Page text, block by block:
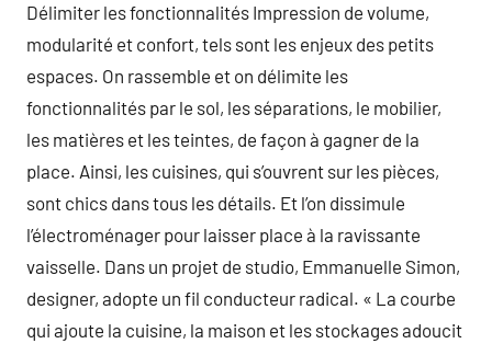
Délimiter les fonctionnalités Impression de volume,
modularité et confort, tels sont les enjeux des petits
espaces. On rassemble et on délimite les
fonctionnalités par le sol, les séparations, le mobilier,
les matières et les teintes, de façon à gagner de la
place. Ainsi, les cuisines, qui s’ouvrent sur les pièces,
sont chics dans tous les détails. Et l’on dissimule
l’électroménager pour laisser place à la ravissante
vaisselle. Dans un projet de studio, Emmanuelle Simon,
designer, adopte un fil conducteur radical. « La courbe
qui ajoute la cuisine, la maison et les stockages adoucit